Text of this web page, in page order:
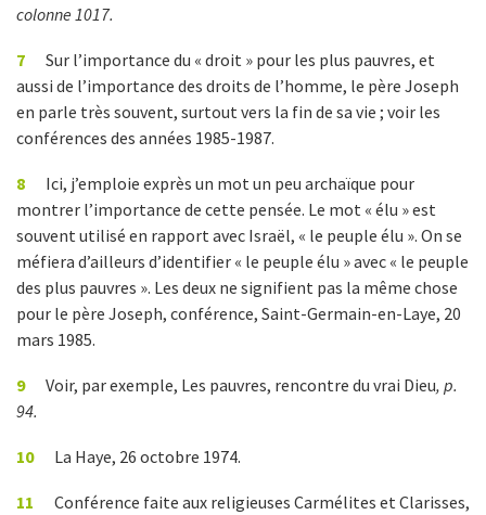
colonne 1017.
7
Sur l’importance du « droit » pour les plus pauvres, et
aussi de l’importance des droits de l’homme, le père Joseph
en parle très souvent, surtout vers la fin de sa vie ; voir les
conférences des années 1985-1987.
8
Ici, j’emploie exprès un mot un peu archaïque pour
montrer l’importance de cette pensée. Le mot « élu » est
souvent utilisé en rapport avec Israël, « le peuple élu ». On se
méfiera d’ailleurs d’identifier « le peuple élu » avec « le peuple
des plus pauvres ». Les deux ne signifient pas la même chose
pour le père Joseph, conférence, Saint-Germain-en-Laye, 20
mars 1985.
9 Voir, par exemple, Les pauvres, rencontre du vrai Dieu, p.
94.
10 La Haye, 26 octobre 1974.
11
Conférence faite aux religieuses Carmélites et Clarisses,